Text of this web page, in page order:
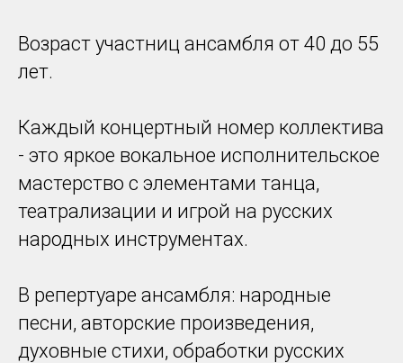
Возраст участниц ансамбля от 40 до 55
лет.
Каждый концертный номер коллектива
- это яркое вокальное исполнительское
мастерство с элементами танца,
театрализации и игрой на русских
народных инструментах.
В репертуаре ансамбля: народные
песни, авторские произведения,
духовные стихи, обработки русских